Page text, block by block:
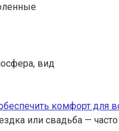
вид
комфорт для
или свадьба —